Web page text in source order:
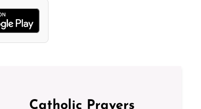
Catholic Prayers